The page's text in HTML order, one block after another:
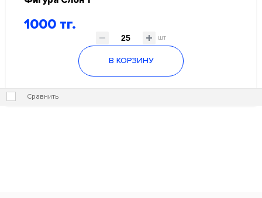
1000 тг.
шт
В КОРЗИНУ
Сравнить